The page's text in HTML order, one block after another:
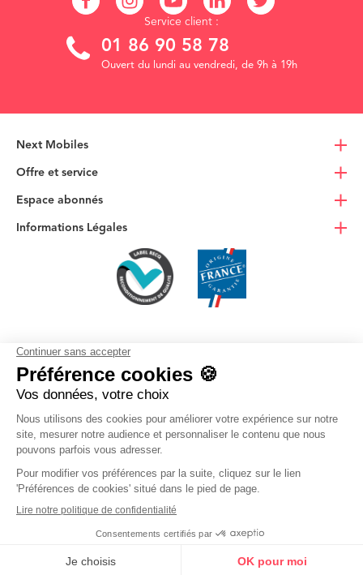
Service client :
01 86 90 58 78
Ouvert du lundi au vendredi, de 9h à 19h
Next Mobiles
Offre et service
Espace abonnés
Informations Légales
4.4/5
© Next Mobiles 2026, tous droits réservés - 15, Bd Charles de Gaulle -
92715 Colombes